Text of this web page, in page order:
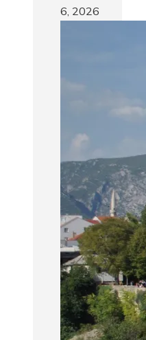
6, 2026